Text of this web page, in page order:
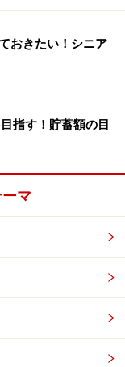
結果を見てみま
金は？（公的年
万円
」に対し実際には
ず、理想と現実
います。
おきたい！シニア
指す！貯蓄額の目
マ